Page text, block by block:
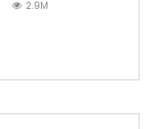
2.9M